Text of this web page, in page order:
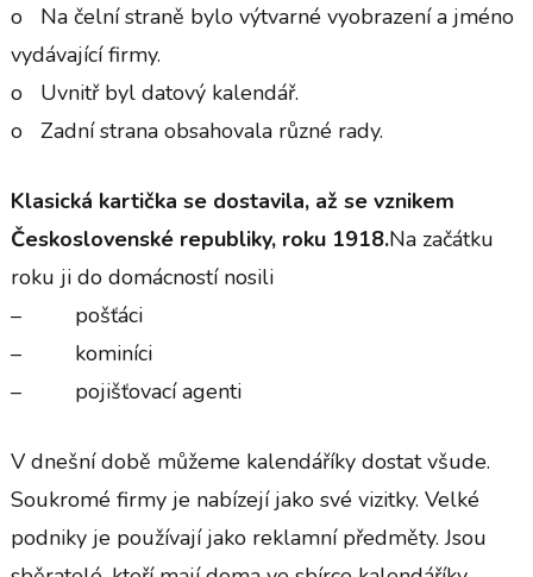
o Na čelní straně bylo výtvarné vyobrazení a jméno
vydávající firmy.
o Uvnitř byl datový kalendář.
o Zadní strana obsahovala různé rady.
Klasická kartička se dostavila, až se vznikem
Československé republiky, roku 1918.Na začátku
roku ji do domácností nosili
– pošťáci
– kominíci
– pojišťovací agenti
V dnešní době můžeme kalendáříky dostat všude.
Soukromé firmy je nabízejí jako své vizitky. Velké
podniky je používají jako reklamní předměty. Jsou